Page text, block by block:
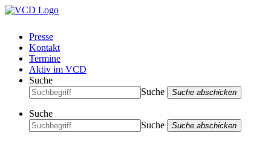
Presse
Kontakt
Termine
Aktiv im VCD
Suche
Suche
Suche abschicken
Suche
Suche
Suche abschicken